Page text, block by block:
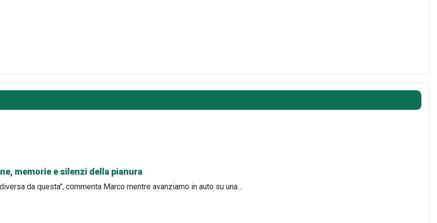
memorie e silenzi della pianura
da questa", commenta Marco mentre avanziamo in auto su una…